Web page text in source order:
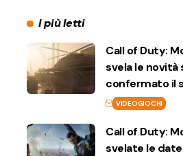
I più letti
Call of Duty:
svela le novità
confermato il
VIDEOGIOCHI
Call of Duty:
svelate le